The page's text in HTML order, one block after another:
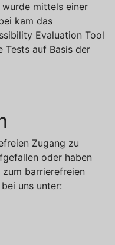
mittels einer
kam das
Evaluation Tool
Tests auf Basis der
Zugang zu
oder haben
zum barrierefreien
uns unter: